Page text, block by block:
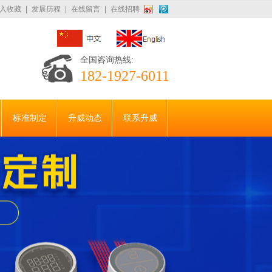
收藏 发展历程 在线留言 在线招聘
全国咨询热线:
182-1927-6011
标准制定 升威动态 联系升威